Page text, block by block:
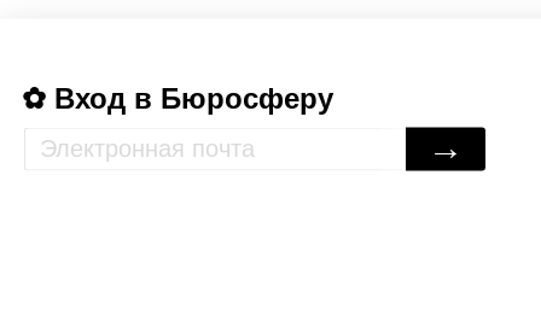
Вход в Бюросферу
→